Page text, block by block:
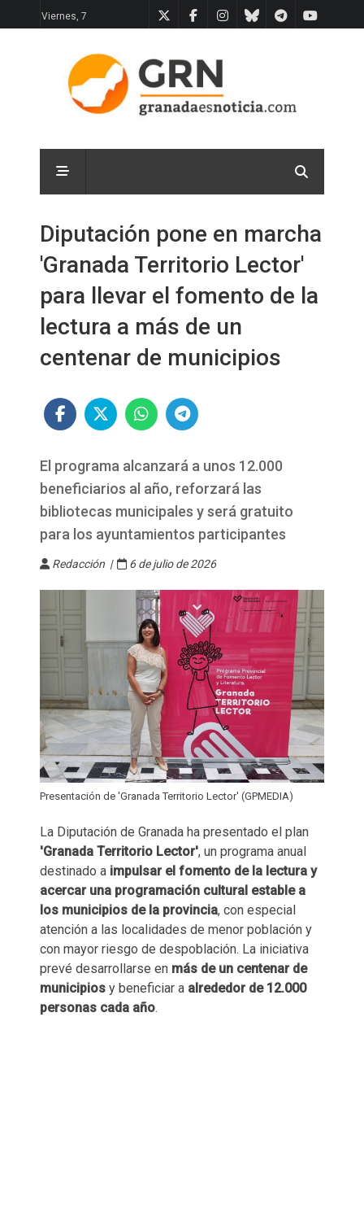
Viernes, 7
Diputación pone en marcha
'Granada Territorio Lector'
para llevar el fomento de la
lectura a más de un
centenar de municipios
El programa alcanzará a unos 12.000
beneficiarios al año, reforzará las
bibliotecas municipales y será gratuito
para los ayuntamientos participantes
Redacción | 6 de julio de 2026
Presentación de 'Granada Territorio Lector' (GPMEDIA)
La Diputación de Granada ha presentado el plan
'Granada Territorio Lector', un programa anual
destinado a impulsar el fomento de la lectura y
acercar una programación cultural estable a
los municipios de la provincia, con especial
atención a las localidades de menor población y
con mayor riesgo de despoblación. La iniciativa
prevé desarrollarse en más de un centenar de
municipios y beneficiar a alrededor de 12.000
personas cada año.